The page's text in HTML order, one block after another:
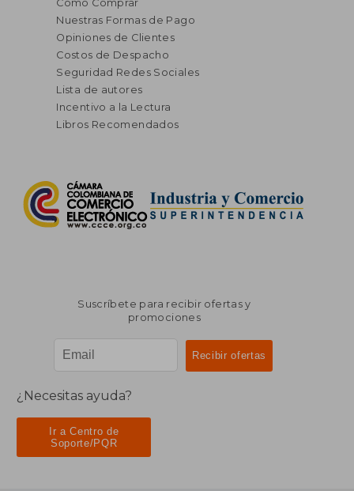
Cómo Comprar
Nuestras Formas de Pago
Opiniones de Clientes
Costos de Despacho
Seguridad Redes Sociales
Lista de autores
Incentivo a la Lectura
Libros Recomendados
Suscríbete para recibir ofertas y
promociones
¿Necesitas ayuda?
Ir a Centro de
Soporte/PQR